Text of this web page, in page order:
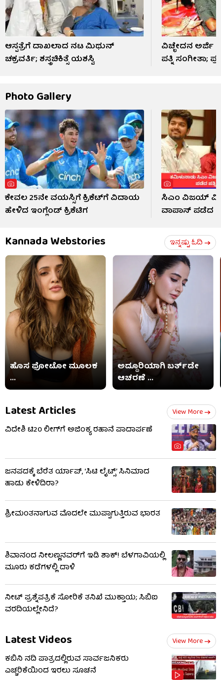
ಆಸ್ಪತ್ರೆಗೆ ದಾಖಲಾದ ನಟ ಮಿಥುನ್
ಚಕ್ರವರ್ತಿ; ಶಸ್ತ್ರಚಿಕಿತ್ಸೆ ಯಶಸ್ವಿ
ವಿಚ್ಛೇದನ
ಪತ್ನಿ ಸಂಗೀತಾ;
Photo Gallery
ಕೇವಲ 25ನೇ ವಯಸ್ಸಿಗೆ ಕ್ರಿಕೆಟ್​ಗೆ ವಿದಾಯ
ಹೇಳಿದ ಇಂಗ್ಲೆಂಡ್‌ ಕ್ರಿಕೆಟಿಗ
ಸಿಎಂ ವಿಜಯ್
ವಾಪಾಸ್ ಪಡೆದ
Kannada Webstories ಇನ್ನಷ್ಟು ಓದಿ
ಹೊಸ ಫೋಟೋ ಮೂಲಕ
...
ಅದ್ದೂರಿಯಾಗಿ ಬರ್ತ್​​ಡೇ
ಆಚರಣೆ ...
Latest Articles View More
ವಿದೇಶಿ ಟಿ20 ಲೀಗ್​ಗೆ ಅಜಿಂಕ್ಯ ರಹಾನೆ ಪಾದಾರ್ಪಣೆ
ಜನಪದಕ್ಕೆ ಬೆರೆತ ರ್ಯಾಪ್, ‘ಸಿಟಿ ಲೈಟ್ಸ್’ ಸಿನಿಮಾದ
ಹಾಡು ಕೇಳಿದಿರಾ?
ಶ್ರೀಮಂತನಾಗುವ ಮೊದಲೇ ಮುಪ್ಪಾಗುತ್ತಿರುವ ಭಾರತ
ಶಿವಾನಂದ ನೀಲಣ್ಣನವರ್​​ಗೆ ಇಡಿ ಶಾಕ್! ಬೆಳಗಾವಿಯಲ್ಲಿ
ಮೂರು ಕಡೆಗಳಲ್ಲಿ ದಾಳಿ
ನೀಟ್ ಪ್ರಶ್ನೆಪತ್ರಿಕೆ ಸೋರಿಕೆ ತನಿಖೆ ಮುಕ್ತಾಯ; ಸಿಬಿಐ
ವರದಿಯಲ್ಲೇನಿದೆ?
Latest Videos View More
ಕಬಿನಿ ನದಿ ಪಾತ್ರದಲ್ಲಿರುವ ಸಾರ್ವಜನಿಕರು
ಎಚ್ಚರಿಕೆಯಿಂದ ಇರಲು ಸೂಚನೆ